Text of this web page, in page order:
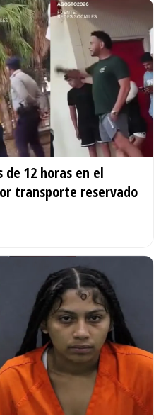
12 horas en el
transporte reservado